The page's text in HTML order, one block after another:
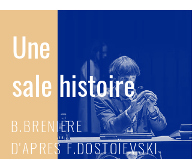
Une
sale histoire
B.BRENIERE
D'APRES F.DOSTOÏEVSKI